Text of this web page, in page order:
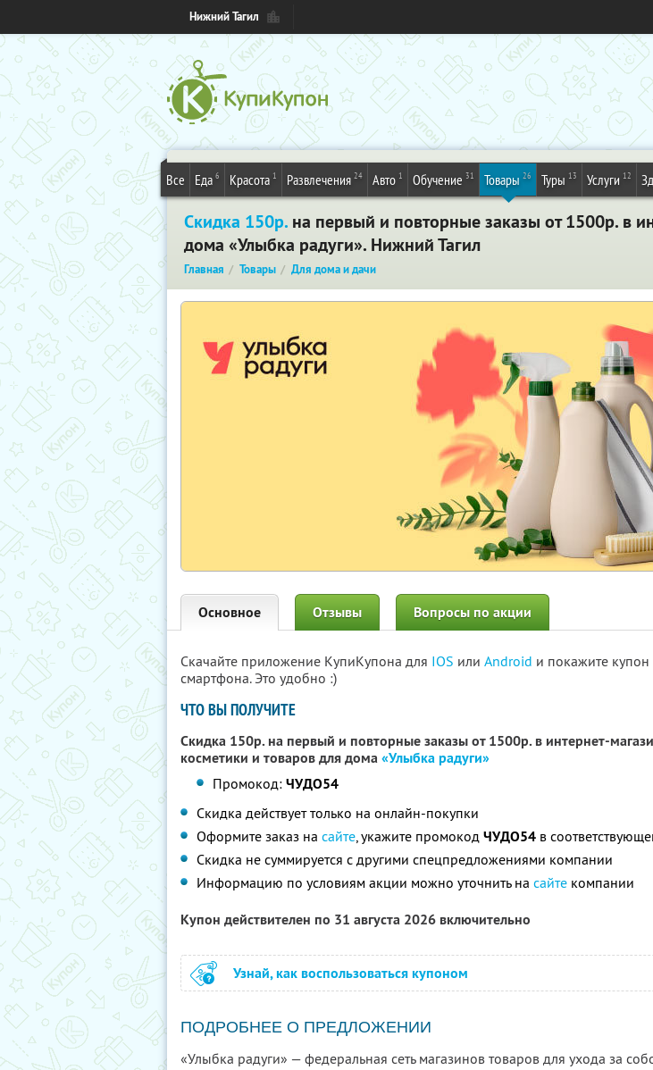
Нижний Тагил
Все Еда 6 Красота 1 Развлечения 24 Авто 1 Обучение 31 Товары 26 Туры 13 Услуги 12
Скидка 150р. на первый и повторные заказы от 1500р. в
дома «Улыбка радуги». Нижний Тагил
Главная Товары Для дома и дачи
Основное Отзывы Вопросы по акции
Скачайте приложение КупиКупона для IOS или Android и покажите купон
смартфона. Это удобно :)
ЧТО ВЫ ПОЛУЧИТЕ
Скидка 150р. на первый и повторные заказы от 1500р. в интернет-
косметики и товаров для дома«Улыбка радуги»
Промокод:ЧУДО54
Скидка действует только на онлайн-покупки
Оформите заказ на сайте, укажите промокод ЧУДО54 в
Скидка не суммируется с другими спецпредложениями компании
Информацию по условиям акции можно уточнить на сайте компании
Купон действителен по 31 августа 2026 включительно
Узнай, как воспользоваться купоном
ПОДРОБНЕЕ О ПРЕДЛОЖЕНИИ
«Улыбка радуги» — федеральная сеть магазинов товаров для ухода за